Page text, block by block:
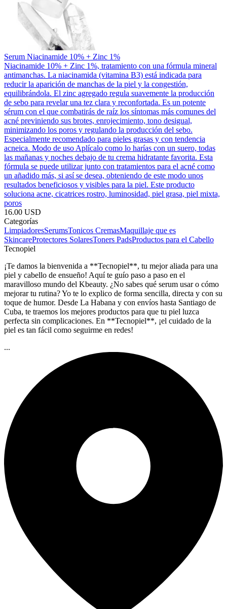
Serum Niacinamide 10% + Zinc 1%
Niacinamide 10% + Zinc 1%, tratamiento con una fórmula mineral
antimanchas. La niacinamida (vitamina B3) está indicada para
reducir la aparición de manchas de la piel y la congestión,
equilibrándola. El zinc agregado regula suavemente la producción
de sebo para revelar una tez clara y reconfortada. Es un potente
sérum con el que combatirás de raíz los síntomas más comunes del
acné previniendo sus brotes, enrojecimiento, tono desigual,
minimizando los poros y regulando la producción del sebo.
Especialmente recomendado para pieles grasas y con tendencia
acneica. Modo de uso Aplícalo como lo harías con un suero, todas
las mañanas y noches debajo de tu crema hidratante favorita. Esta
fórmula se puede utilizar junto con tratamientos para el acné como
un añadido más, si así se desea, obteniendo de este modo unos
resultados beneficiosos y visibles para la piel. Este producto
soluciona acne, cicatrices rostro, luminosidad, piel grasa, piel mixta,
poros
16.00 USD
Categorías
LimpiadoresSerumsTonicos CremasMaquillaje que es
SkincareProtectores SolaresToners PadsProductos para el Cabello
Tecnopiel
¡Te damos la bienvenida a **Tecnopiel**, tu mejor aliada para una
piel y cabello de ensueño! Aquí te guío paso a paso en el
maravilloso mundo del Kbeauty. ¿No sabes qué serum usar o cómo
mejorar tu rutina? Yo te lo explico de forma sencilla, directa y con su
toque de humor. Desde La Habana y con envíos hasta Santiago de
Cuba, te traemos los mejores productos para que tu piel luzca
perfecta sin complicaciones. En **Tecnopiel**, ¡el cuidado de la
piel es tan fácil como seguirme en redes!
...